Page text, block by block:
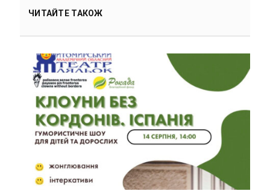
ЧИТАЙТЕ ТАКОЖ